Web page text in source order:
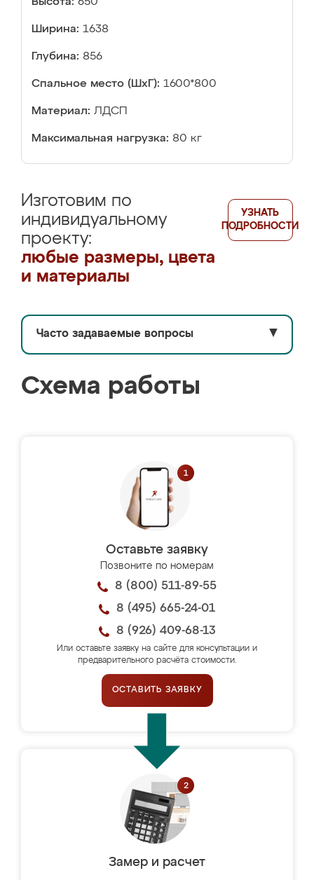
Ширина: 1638
Глубина: 856
Спальное место (ШхГ): 1600*800
Материал: ЛДСП
Максимальная нагрузка: 80 кг
Изготовим по
индивидуальному
проекту:
любые размеры, цвета
и материалы
УЗНАТЬ
ПОДРОБНОСТИ
Часто задаваемые вопросы ▼
Схема работы
Оставьте заявку
Позвоните по номерам
8 (800) 511-89-55
8 (495) 665-24-01
8 (926) 409-68-13
Или оставьте заявку на сайте для консультации и
предварительного расчёта стоимости.
ОСТАВИТЬ ЗАЯВКУ
Замер и расчет